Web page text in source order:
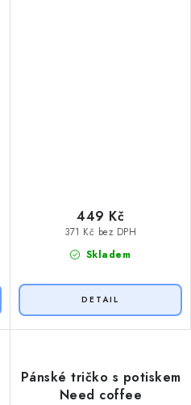
Skladem
371 Kč bez DPH
449 Kč
Pánské tričko s potiskem
Need coffee